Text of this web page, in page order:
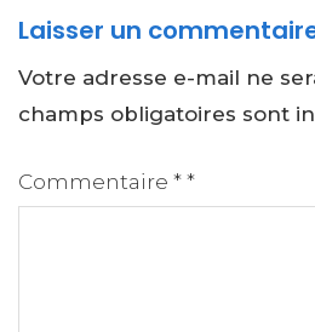
Laisser un
Votre adresse e-mail ne
champs obligatoires sont
Commentaire * *